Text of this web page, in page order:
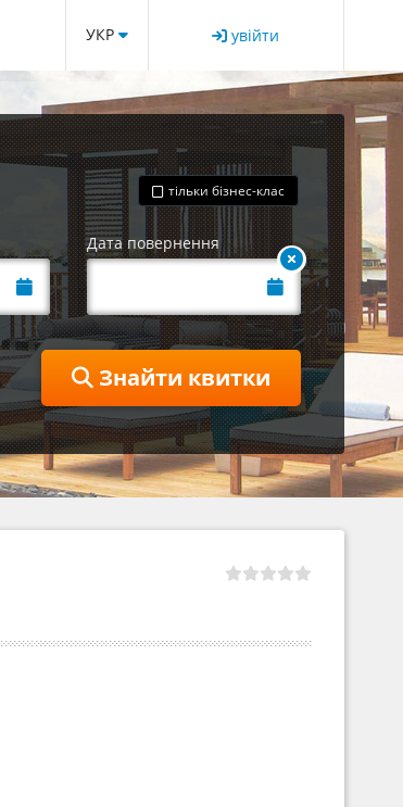
УКР увійти
тільки бізнес-клас
Дата повернення
Знайти квитки